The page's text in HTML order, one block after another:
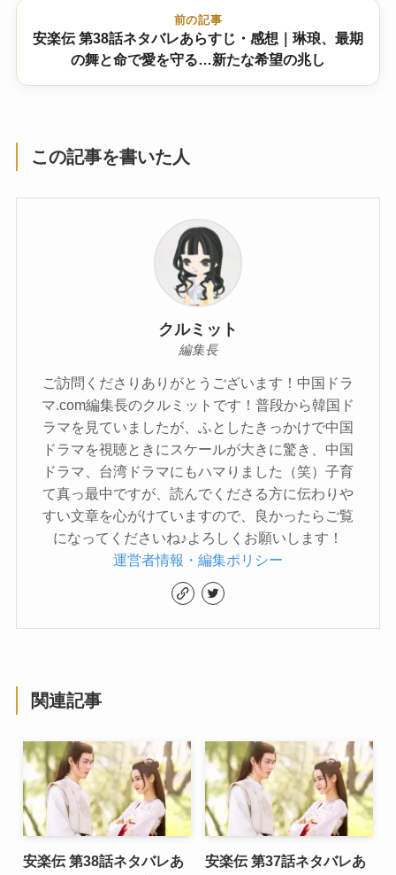
前の記事
安楽伝 第38話ネタバレあらすじ・感想｜琳琅、最期
の舞と命で愛を守る…新たな希望の兆し
この記事を書いた人
クルミット
編集長
ご訪問くださりありがとうございます！中国ドラ
マ.com編集長のクルミットです！普段から韓国ド
ラマを見ていましたが、ふとしたきっかけで中国
ドラマを視聴ときにスケールが大きに驚き、中国
ドラマ、台湾ドラマにもハマりました（笑）子育
て真っ最中ですが、読んでくださる方に伝わりや
すい文章を心がけていますので、良かったらご覧
になってくださいね♪よろしくお願いします！
運営者情報・編集ポリシー
関連記事
安楽伝 第38話ネタバレあ
安楽伝 第37話ネタバレあ